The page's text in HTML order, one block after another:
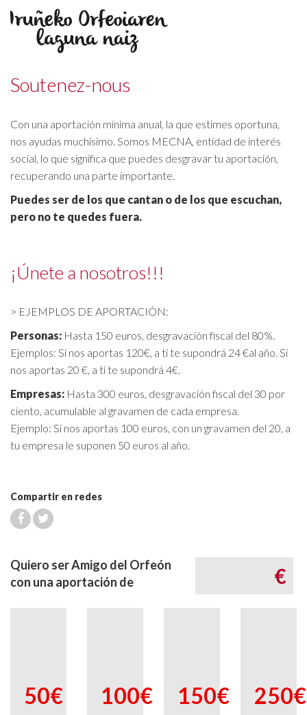
Soutenez-nous
Con una aportación mínima anual, la que estimes oportuna,
nos ayudas muchísimo. Somos MECNA, entidad de interés
social, lo que significa que puedes desgravar tu aportación,
recuperando una parte importante.
Puedes ser de los que cantan o de los que escuchan,
pero no te quedes fuera.
¡Únete a nosotros!!!
> EJEMPLOS DE APORTACIÓN:
Personas: Hasta 150 euros, desgravación fiscal del 80%.
Ejemplos: Si nos aportas 120€, a ti te supondrá 24 €al año. Si
nos aportas 20 €, a ti te supondrá 4€.
Empresas: Hasta 300 euros, desgravación fiscal del 30 por
ciento, acumulable al gravamen de cada empresa.
Ejemplo: Si nos aportas 100 euros, con un gravamen del 20, a
tu empresa le suponen 50 euros al año.
Compartir en redes
Quiero ser Amigo del Orfeón
con una aportación de
€
50€ 100€ 150€ 250€